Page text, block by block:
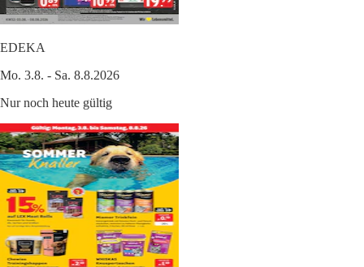
EDEKA
Mo. 3.8. - Sa. 8.8.2026
Nur noch heute gültig